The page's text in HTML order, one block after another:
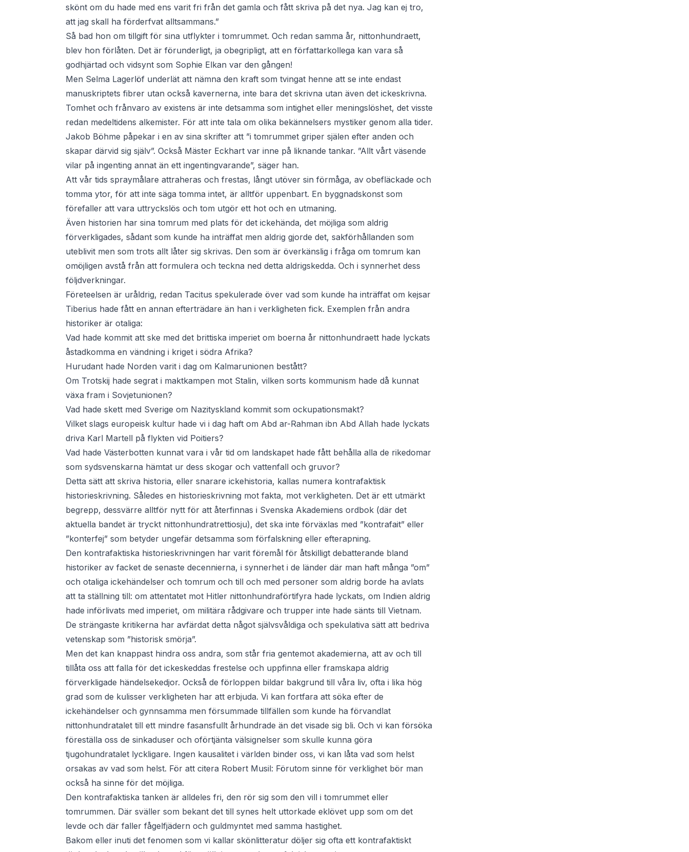
skönt om du hade med ens varit fri från det gamla och fått skriva på det nya. Jag kan ej tro,
att jag skall ha förderfvat alltsammans.”
Så bad hon om tillgift för sina utflykter i tomrummet. Och redan samma år, nittonhundraett,
blev hon förlåten. Det är förunderligt, ja obegripligt, att en författarkollega kan vara så
godhjärtad och vidsynt som Sophie Elkan var den gången!
Men Selma Lagerlöf underlät att nämna den kraft som tvingat henne att se inte endast
manuskriptets fibrer utan också kavernerna, inte bara det skrivna utan även det ickeskrivna.
Tomhet och frånvaro av existens är inte detsamma som intighet eller meningslöshet, det visste
redan medeltidens alkemister. För att inte tala om olika bekännelsers mystiker genom alla tider.
Jakob Böhme påpekar i en av sina skrifter att ”i tomrummet griper själen efter anden och
skapar därvid sig själv”. Också Mäster Eckhart var inne på liknande tankar. ”Allt vårt väsende
vilar på ingenting annat än ett ingentingvarande”, säger han.
Att vår tids spraymålare attraheras och frestas, långt utöver sin förmåga, av obefläckade och
tomma ytor, för att inte säga tomma intet, är alltför uppenbart. En byggnadskonst som
förefaller att vara uttryckslös och tom utgör ett hot och en utmaning.
Även historien har sina tomrum med plats för det ickehända, det möjliga som aldrig
förverkligades, sådant som kunde ha inträffat men aldrig gjorde det, sakförhållanden som
uteblivit men som trots allt låter sig skrivas. Den som är överkänslig i fråga om tomrum kan
omöjligen avstå från att formulera och teckna ned detta aldrigskedda. Och i synnerhet dess
följdverkningar.
Företeelsen är uråldrig, redan Tacitus spekulerade över vad som kunde ha inträffat om kejsar
Tiberius hade fått en annan efterträdare än han i verkligheten fick. Exemplen från andra
historiker är otaliga:
Vad hade kommit att ske med det brittiska imperiet om boerna år nittonhundraett hade lyckats
åstadkomma en vändning i kriget i södra Afrika?
Hurudant hade Norden varit i dag om Kalmarunionen bestått?
Om Trotskij hade segrat i maktkampen mot Stalin, vilken sorts kommunism hade då kunnat
växa fram i Sovjetunionen?
Vad hade skett med Sverige om Nazityskland kommit som ockupationsmakt?
Vilket slags europeisk kultur hade vi i dag haft om Abd ar-Rahman ibn Abd Allah hade lyckats
driva Karl Martell på flykten vid Poitiers?
Vad hade Västerbotten kunnat vara i vår tid om landskapet hade fått behålla alla de rikedomar
som sydsvenskarna hämtat ur dess skogar och vattenfall och gruvor?
Detta sätt att skriva historia, eller snarare ickehistoria, kallas numera kontrafaktisk
historieskrivning. Således en historieskrivning mot fakta, mot verkligheten. Det är ett utmärkt
begrepp, dessvärre alltför nytt för att återfinnas i Svenska Akademiens ordbok (där det
aktuella bandet är tryckt nittonhundratrettiosju), det ska inte förväxlas med ”kontrafait” eller
”konterfej” som betyder ungefär detsamma som förfalskning eller efterapning.
Den kontrafaktiska historieskrivningen har varit föremål för åtskilligt debatterande bland
historiker av facket de senaste decennierna, i synnerhet i de länder där man haft många ”om”
och otaliga ickehändelser och tomrum och till och med personer som aldrig borde ha avlats
att ta ställning till: om attentatet mot Hitler nittonhundraförtifyra hade lyckats, om Indien aldrig
hade införlivats med imperiet, om militära rådgivare och trupper inte hade sänts till Vietnam.
De strängaste kritikerna har avfärdat detta något självsvåldiga och spekulativa sätt att bedriva
vetenskap som ”historisk smörja”.
Men det kan knappast hindra oss andra, som står fria gentemot akademierna, att av och till
tillåta oss att falla för det ickeskeddas frestelse och uppfinna eller framskapa aldrig
förverkligade händelsekedjor. Också de förloppen bildar bakgrund till våra liv, ofta i lika hög
grad som de kulisser verkligheten har att erbjuda. Vi kan fortfara att söka efter de
ickehändelser och gynnsamma men försummade tillfällen som kunde ha förvandlat
nittonhundratalet till ett mindre fasansfullt århundrade än det visade sig bli. Och vi kan försöka
föreställa oss de sinkaduser och oförtjänta välsignelser som skulle kunna göra
tjugohundratalet lyckligare. Ingen kausalitet i världen binder oss, vi kan låta vad som helst
orsakas av vad som helst. För att citera Robert Musil: Förutom sinne för verklighet bör man
också ha sinne för det möjliga.
Den kontrafaktiska tanken är alldeles fri, den rör sig som den vill i tomrummet eller
tomrummen. Där sväller som bekant det till synes helt uttorkade eklövet upp som om det
levde och där faller fågelfjädern och guldmyntet med samma hastighet.
Bakom eller inuti det fenomen som vi kallar skönlitteratur döljer sig ofta ett kontrafaktiskt